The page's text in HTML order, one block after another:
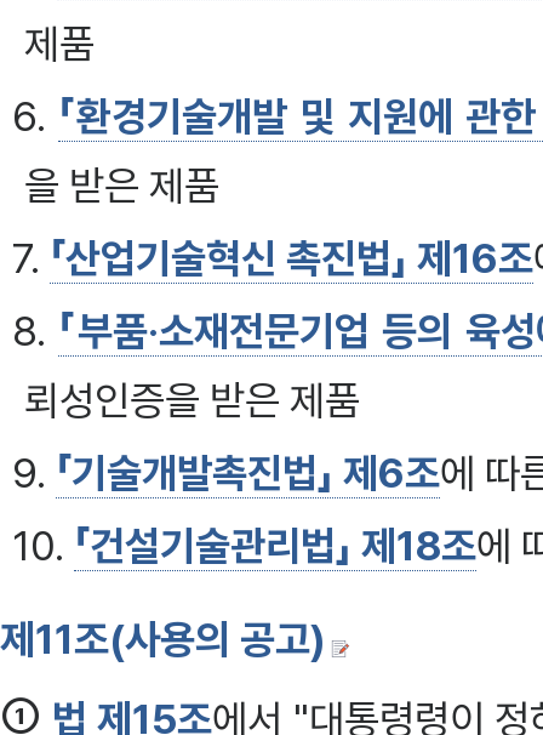
제품
6. 「환경기술개발 및 지원에 관
을 받은 제품
7. 「산업기술혁신 촉진법」 제16조
8. 「부품·소재전문기업 등의 육
뢰성인증을 받은 제품
9. 「기술개발촉진법」 제6조에 따
10. 「건설기술관리법」 제18조에
제11조(사용의 공고)
① 법 제15조에서 "대통령령이